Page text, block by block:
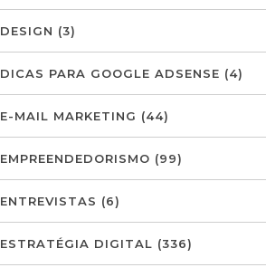
DESIGN (3)
DICAS PARA GOOGLE ADSENSE (4)
E-MAIL MARKETING (44)
EMPREENDEDORISMO (99)
ENTREVISTAS (6)
ESTRATÉGIA DIGITAL (336)